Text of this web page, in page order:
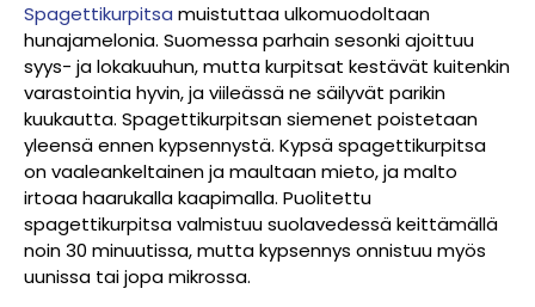
Spagettikurpitsa muistuttaa ulkomuodoltaan
hunajamelonia. Suomessa parhain sesonki ajoittuu
syys- ja lokakuuhun, mutta kurpitsat kestävät kuitenkin
varastointia hyvin, ja viileässä ne säilyvät parikin
kuukautta. Spagettikurpitsan siemenet poistetaan
yleensä ennen kypsennystä. Kypsä spagettikurpitsa
on vaaleankeltainen ja maultaan mieto, ja malto
irtoaa haarukalla kaapimalla. Puolitettu
spagettikurpitsa valmistuu suolavedessä keittämällä
noin 30 minuutissa, mutta kypsennys onnistuu myös
uunissa tai jopa mikrossa.